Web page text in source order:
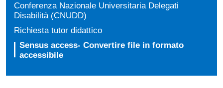
Conferenza Nazionale Universitaria Delegati
Disabilità (CNUDD)
Richiesta tutor didattico
Sensus access- Convertire file in formato
accessibile